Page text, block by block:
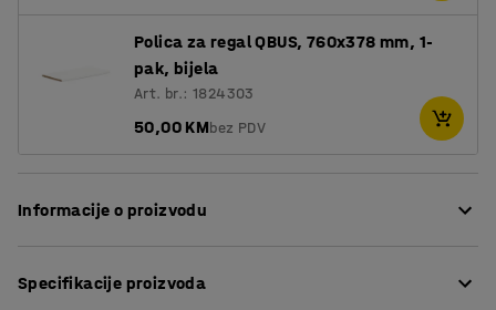
Polica za regal QBUS, 760x378 mm, 1-
pak, bijela
Art. br.: 1824303
50,00 KMbez PDV
Informacije o proizvodu
stvaranje dobro organiziranog radnog mjesta!
Specifikacije proizvoda